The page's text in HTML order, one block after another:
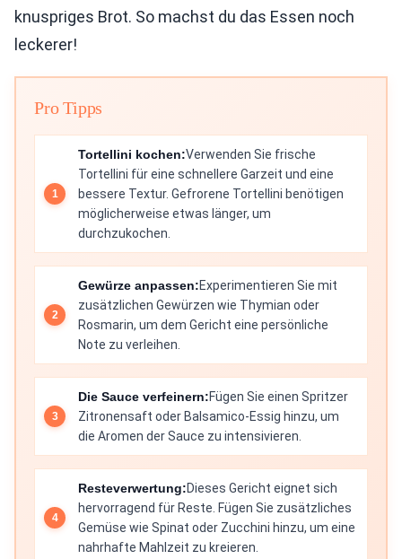
knuspriges Brot. So machst du das Essen noch
leckerer!
Pro Tipps
Tortellini kochen:Verwenden Sie frische
Tortellini für eine schnellere Garzeit und eine
bessere Textur. Gefrorene Tortellini benötigen
möglicherweise etwas länger, um
durchzukochen.
Gewürze anpassen:Experimentieren Sie mit
zusätzlichen Gewürzen wie Thymian oder
Rosmarin, um dem Gericht eine persönliche
Note zu verleihen.
Die Sauce verfeinern:Fügen Sie einen Spritzer
Zitronensaft oder Balsamico-Essig hinzu, um
die Aromen der Sauce zu intensivieren.
Resteverwertung:Dieses Gericht eignet sich
hervorragend für Reste. Fügen Sie zusätzliches
Gemüse wie Spinat oder Zucchini hinzu, um eine
nahrhafte Mahlzeit zu kreieren.